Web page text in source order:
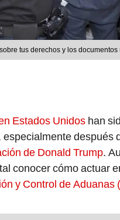
tus derechos y los
Estados Unidos han
especialmente después
de Donald Trump.
conocer cómo actuar
y Control de Aduanas